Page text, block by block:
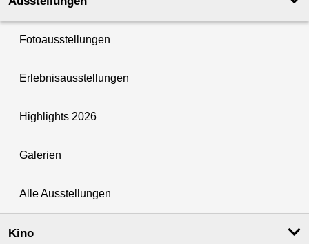
Fotoausstellungen
Erlebnisausstellungen
Highlights 2026
Galerien
Alle Ausstellungen
Kino